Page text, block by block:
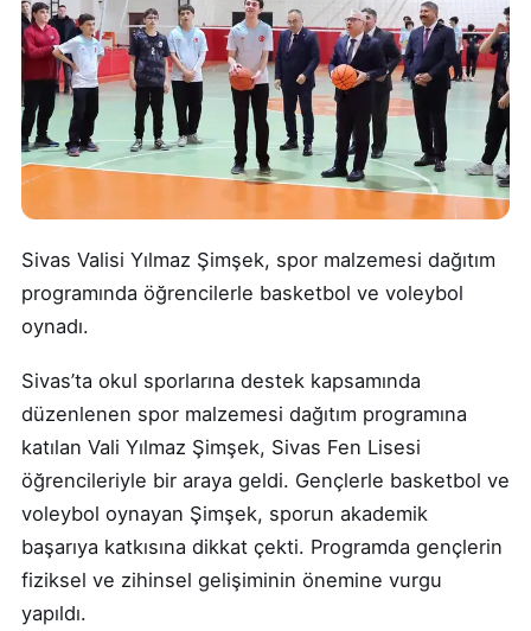
Sivas Valisi Yılmaz Şimşek, spor malzemesi dağıtım
programında öğrencilerle basketbol ve voleybol
oynadı.
Sivas’ta okul sporlarına destek kapsamında
düzenlenen spor malzemesi dağıtım programına
katılan Vali Yılmaz Şimşek, Sivas Fen Lisesi
öğrencileriyle bir araya geldi. Gençlerle basketbol ve
voleybol oynayan Şimşek, sporun akademik
başarıya katkısına dikkat çekti. Programda gençlerin
fiziksel ve zihinsel gelişiminin önemine vurgu
yapıldı.